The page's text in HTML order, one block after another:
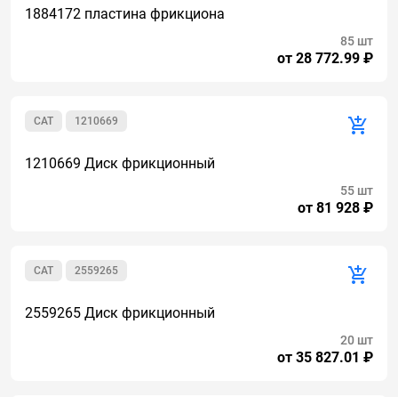
1884172 пластина фрикциона
от 28 772.99 ₽
85 шт
1210669
CAT
1210669 Диск фрикционный
от 81 928 ₽
55 шт
2559265
CAT
2559265 Диск фрикционный
от 35 827.01 ₽
20 шт